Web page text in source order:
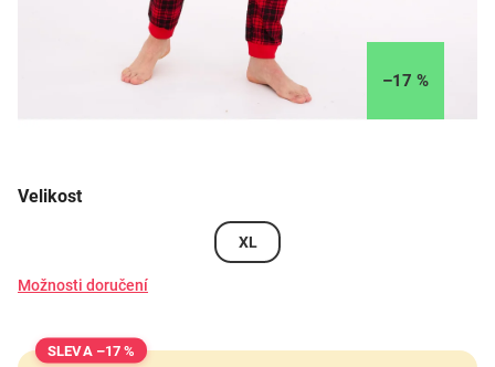
–17 %
Velikost
XL
Možnosti doručení
–17 %